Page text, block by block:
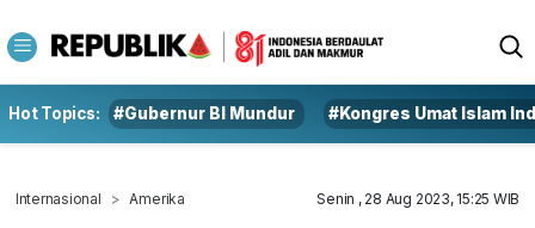
Hot Topics: #Gubernur BI Mundur #Kongres Umat Islam
Internasional Amerika Senin , 28 Aug 2023, 15:25 WIB